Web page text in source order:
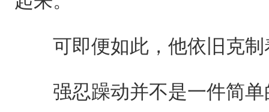
可即便如此，他依旧克制
强忍躁动并不是一件简单